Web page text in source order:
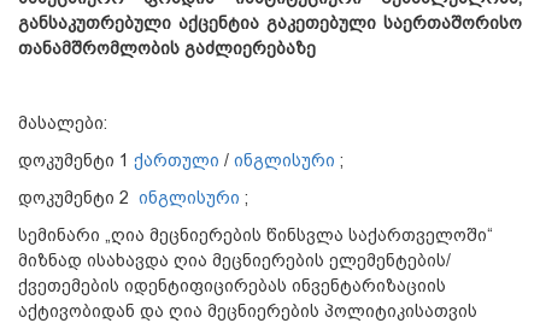
განსაკუთრებული აქცენტია გაკეთებული საერთაშორისო
თანამშრომლობის გაძლიერებაზე
მასალები:
დოკუმენტი 1 ქართული / ინგლისური ;
დოკუმენტი 2 ინგლისური ;
სემინარი „ღია მეცნიერების წინსვლა საქართველოში“
მიზნად ისახავდა ღია მეცნიერების ელემენტების/
ქვეთემების იდენტიფიცირებას ინვენტარიზაციის
აქტივობიდან და ღია მეცნიერების პოლიტიკისათვის